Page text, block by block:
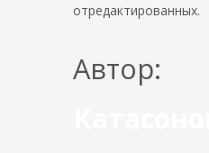
отредактированных.
Автор: